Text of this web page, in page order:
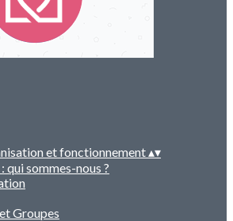
et fonctionnement▴▾
qui sommes-nous ?
Groupes